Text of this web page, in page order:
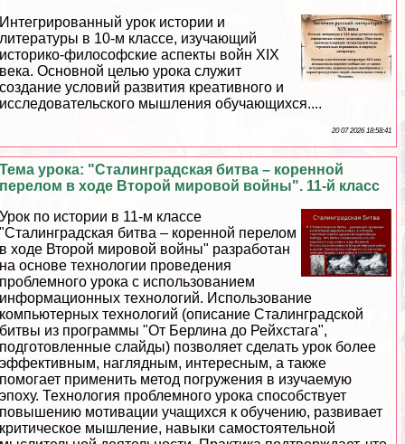
Интегрированный урок истории и
литературы в 10-м классе, изучающий
историко-философские аспекты войн XIX
века. Основной целью урока служит
создание условий развития креативного и
исследовательского мышления обучающихся....
20 07 2026 18:58:41
Тема урока: "Сталинградская битва – коренной
перелом в ходе Второй мировой войны". 11-й класс
Урок по истории в 11-м классе
"Сталинградская битва – коренной перелом
в ходе Второй мировой войны" разработан
на основе технологии проведения
проблемного урока с использованием
информационных технологий. Использование
компьютерных технологий (описание Сталинградской
битвы из программы "От Берлина до Рейхстага",
подготовленные слайды) позволяет сделать урок более
эффективным, наглядным, интересным, а также
помогает применить метод погружения в изучаемую
эпоху. Технология проблемного урока способствует
повышению мотивации учащихся к обучению, развивает
критическое мышление, навыки самостоятельной